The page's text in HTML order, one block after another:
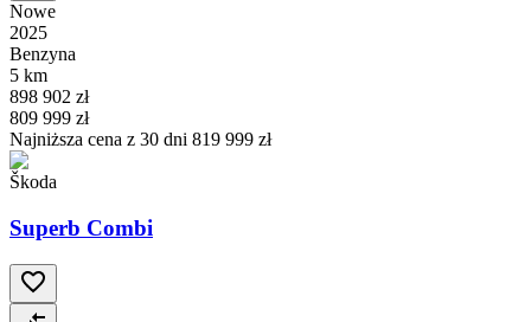
Nowe
2025
Benzyna
5 km
898 902 zł
809 999 zł
Najniższa cena z 30 dni 819 999 zł
Škoda
Superb Combi